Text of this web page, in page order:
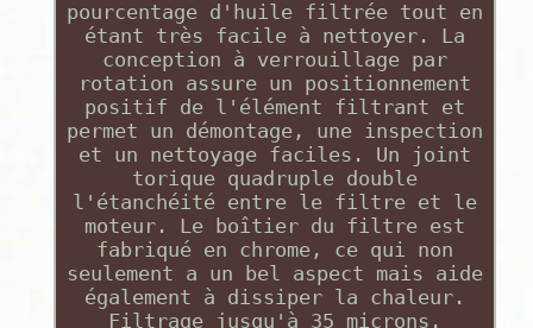
pourcentage d'huile filtrée tout en
étant très facile à nettoyer. La
conception à verrouillage par
rotation assure un positionnement
positif de l'élément filtrant et
permet un démontage, une inspection
et un nettoyage faciles. Un joint
torique quadruple double
l'étanchéité entre le filtre et le
moteur. Le boîtier du filtre est
fabriqué en chrome, ce qui non
seulement a un bel aspect mais aide
également à dissiper la chaleur.
Filtrage jusqu'à 35 microns.